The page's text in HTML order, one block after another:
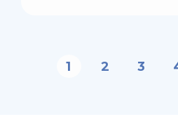
1 2 3